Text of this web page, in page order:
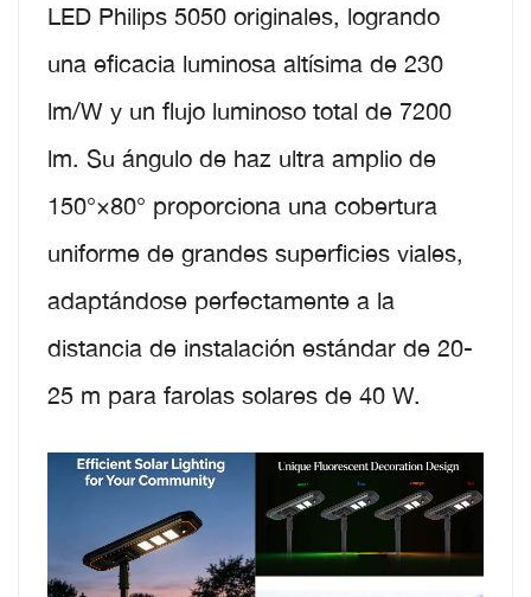
LED Philips 5050 originales, logrando
una eficacia luminosa altísima de 230
lm/W y un flujo luminoso total de 7200
lm. Su ángulo de haz ultra amplio de
150°×80° proporciona una cobertura
uniforme de grandes superficies viales,
adaptándose perfectamente a la
distancia de instalación estándar de 20-
25 m para farolas solares de 40 W.